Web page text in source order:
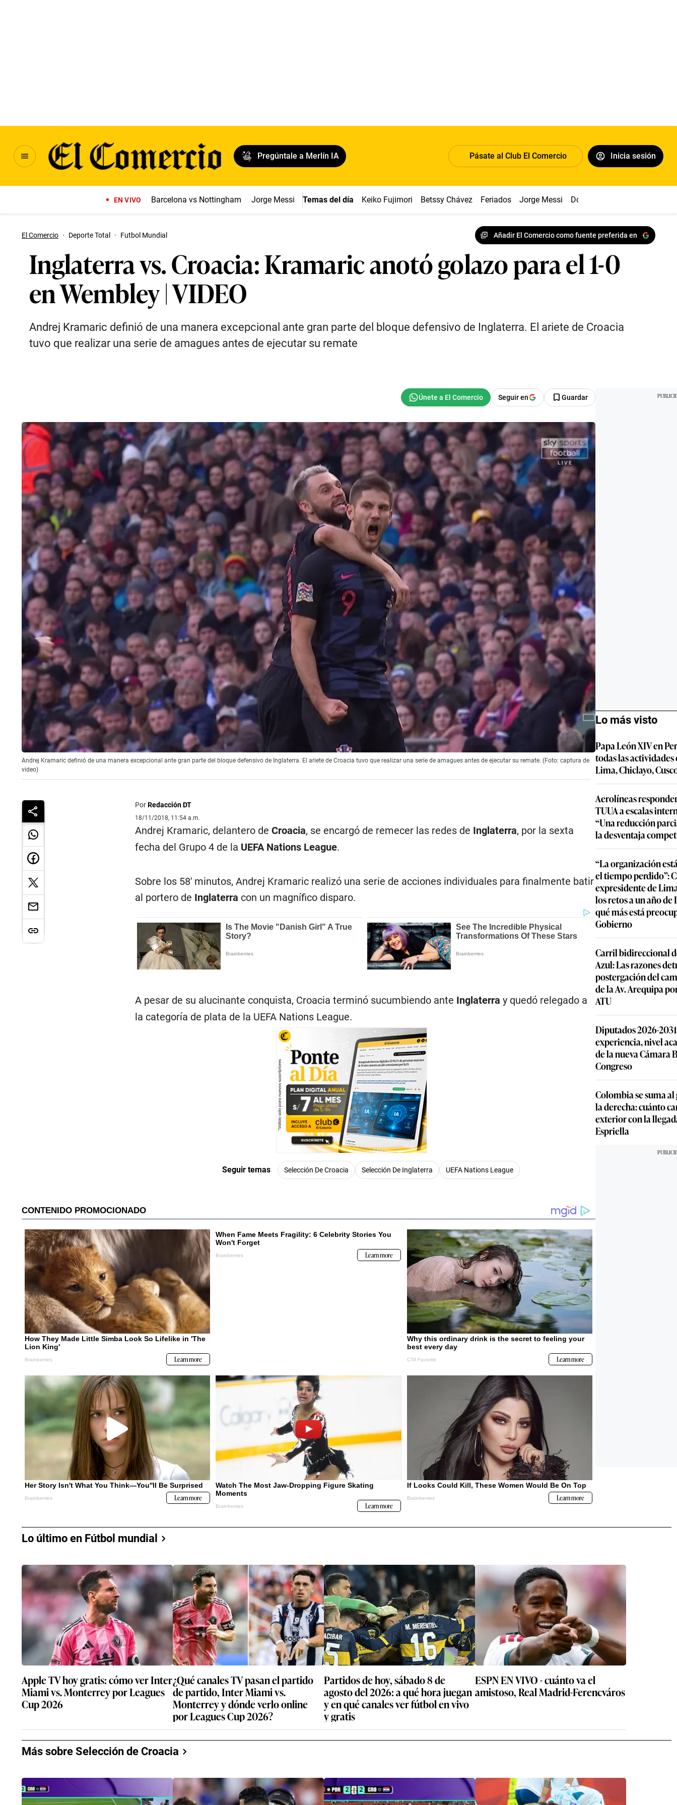
Pregúntale a Merlín IA Pásate al Club El Comercio Inicia sesión
EN VIVO Barcelona vs Nottingham Jorge Messi Temas del día Keiko Fujimori Betssy Chávez Feriados Jorge Messi Dólar
El Comercio · Deporte Total · Futbol Mundial Añadir El Comercio como fuente preferida en
Inglaterra vs. Croacia: Kramaric anotó golazo para el 1-0
en Wembley | VIDEO
Andrej Kramaric definió de una manera excepcional ante gran parte del bloque defensivo de Inglaterra. El ariete de Croacia
tuvo que realizar una serie de amagues antes de ejecutar su remate
Seguir en Guardar
Andrej Kramaric definió de una manera excepcional ante gran parte del bloque defensivo de Inglaterra. El ariete de Croacia tuvo que realizar una serie de amagues antes de ejecutar su remate. (Foto: captura de
video)
PorRedacción DT
18/11/2018, 11:54 a.m.
Andrej Kramaric, delantero de Croacia, se encargó de remecer las redes de Inglaterra, por la sexta
fecha del Grupo 4 de la UEFA Nations League.
Sobre los 58' minutos, Andrej Kramaric realizó una serie de acciones individuales para finalmente batir
al portero de Inglaterra con un magnífico disparo.
A pesar de su alucinante conquista, Croacia terminó sucumbiendo ante Inglaterra y quedó relegado a
la categoría de plata de la UEFA Nations League.
Seguir temas Selección De Croacia Selección De Inglaterra UEFA Nations League
Lo más visto
Papa León XIV en
todas las
Lima, Chiclayo,
Aerolíneas
TUUA a escalas
“Una reducción
la desventaja
“La organización
el tiempo perdido”:
expresidente de
los retos a un año de
qué más está
Gobierno
Carril bidireccional
Azul: Las razones
postergación del
de la Av. Arequipa
ATU
Diputados 2026-
experiencia, nivel
de la nueva Cámara
Congreso
Colombia se suma
la derecha: cuánto
exterior con la
Espriella
Lo último en Fútbol mundial
Apple TV hoy gratis: cómo ver Inter
Miami vs. Monterrey por Leagues
Cup 2026
¿Qué canales TV pasan el partido
de partido, Inter Miami vs.
Monterrey y dónde verlo online
por Leagues Cup 2026?
Partidos de hoy, sábado 8 de
agosto del 2026: a qué hora juegan
y en qué canales ver fútbol en vivo
y gratis
ESPN EN VIVO - cuánto va el
amistoso, Real Madrid-Ferencváros
Más sobre Selección de Croacia